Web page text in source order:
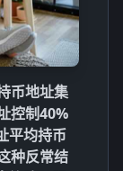
币地址集
控制40%
平均持币
种反常结